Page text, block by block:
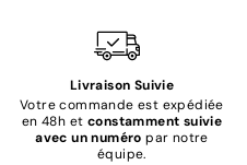
Livraison Suivie
Votre commande est expédiée
en 48h et constamment suivie
avec un numéro par notre
équipe.